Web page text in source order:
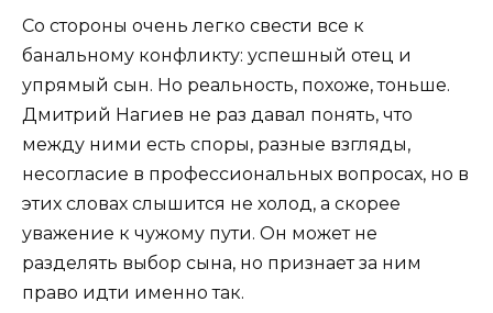
Со стороны очень легко свести все к
банальному конфликту: успешный отец и
упрямый сын. Но реальность, похоже, тоньше.
Дмитрий Нагиев не раз давал понять, что
между ними есть споры, разные взгляды,
несогласие в профессиональных вопросах, но в
этих словах слышится не холод, а скорее
уважение к чужому пути. Он может не
разделять выбор сына, но признает за ним
право идти именно так.